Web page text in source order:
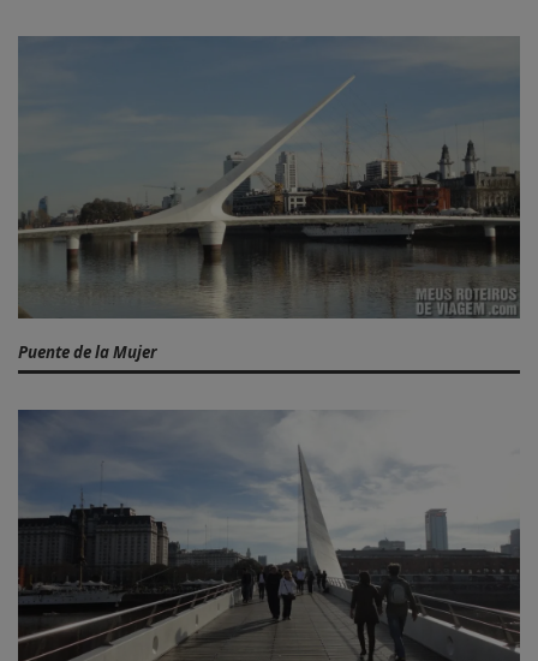
Puente de la Mujer